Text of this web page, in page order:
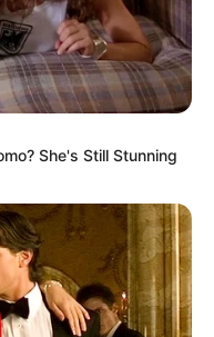
She's Still Stunning